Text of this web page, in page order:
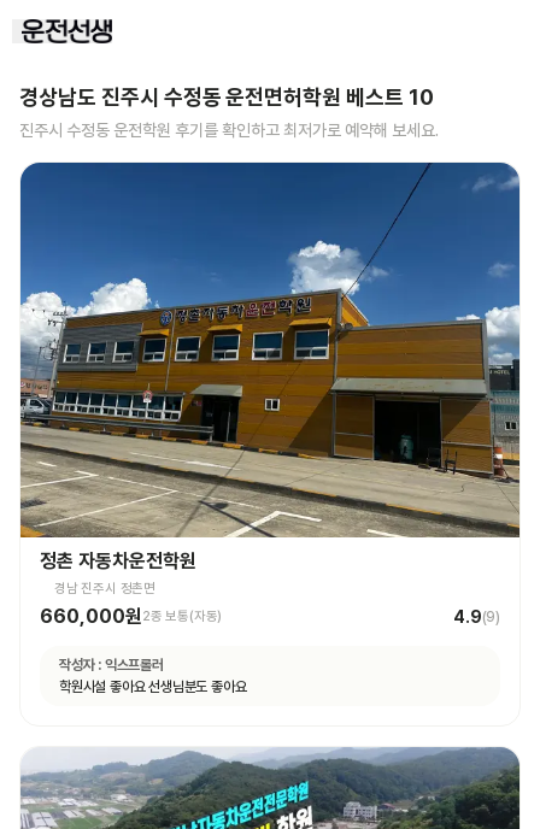
경상남도 진주시 수정동운전면허학원 베스트 10
진주시 수정동 운전학원 후기를 확인하고 최저가로 예약해 보세요.
정촌 자동차운전학원
경남 진주시 정촌면
660,000원 2종 보통(자동) 4.9(9)
작성자 : 익스프롤러
학원시설 좋아요 선생님분도 좋아요